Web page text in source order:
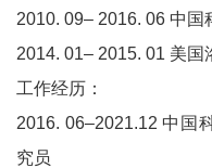
2010. 09– 2016. 06 中
2014. 01– 2015. 01 美
工作经历：
2016. 06–2021.12 中国
究员